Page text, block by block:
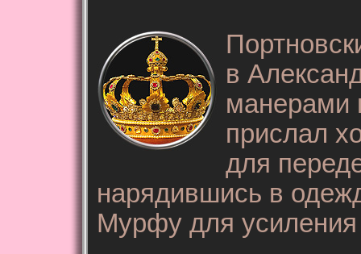
в
манерами
прислал
для
нарядившись в
Мурфу для усиления